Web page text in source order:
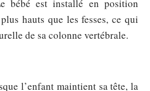
bébé est installé en position
hauts que les fesses, ce qui
de sa colonne vertébrale.
l’enfant maintient sa tête, la